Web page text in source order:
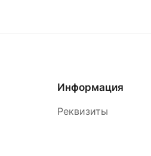
Информация
Реквизиты